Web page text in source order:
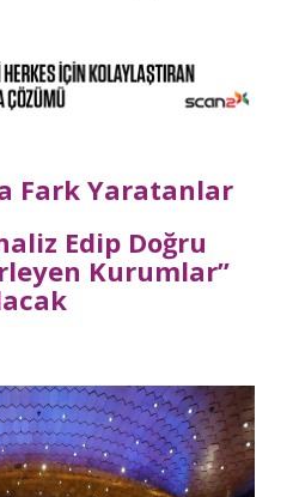
Fark Yaratanlar
Edip Doğru
Kurumlar’’